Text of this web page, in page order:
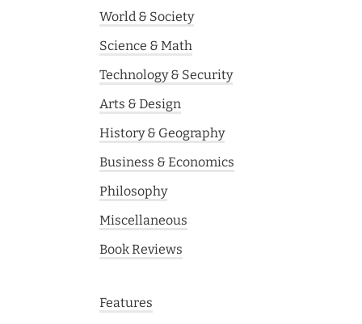
World & Society
Science & Math
Technology & Security
Arts & Design
History & Geography
Business & Economics
Philosophy
Miscellaneous
Book Reviews
Features